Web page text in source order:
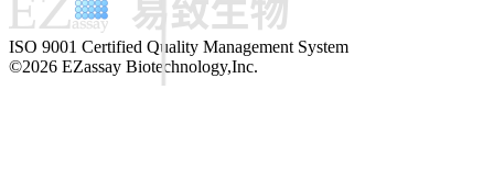
ISO 9001 Certified Quality Management System
©2026 EZassay Biotechnology,Inc.